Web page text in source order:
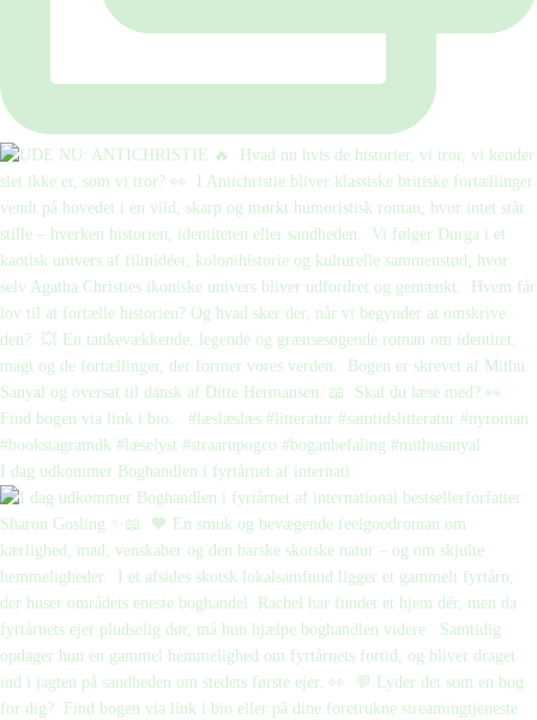
I dag udkommer Boghandlen i fyrtårnet af internati